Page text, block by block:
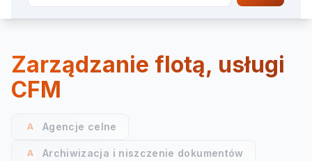
Zarządzanie flotą, usługi
CFM
A Agencje celne
A Archiwizacja i niszczenie dokumentów